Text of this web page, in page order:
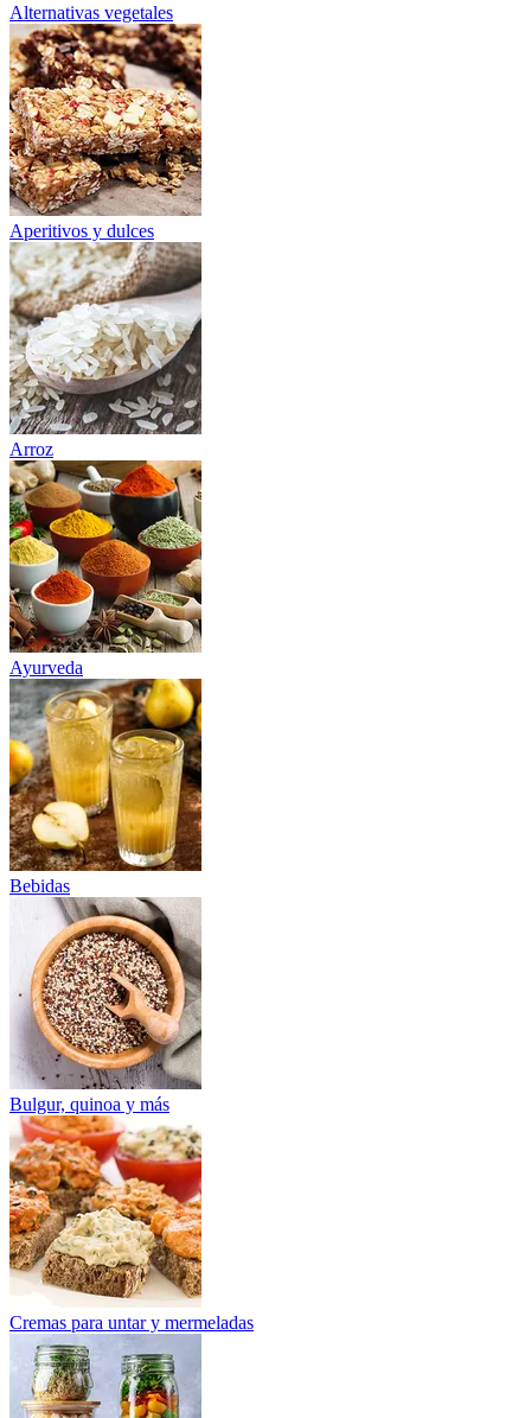
Alternativas vegetales
Aperitivos y dulces
Arroz
Ayurveda
Bebidas
Bulgur, quinoa y más
Cremas para untar y mermeladas